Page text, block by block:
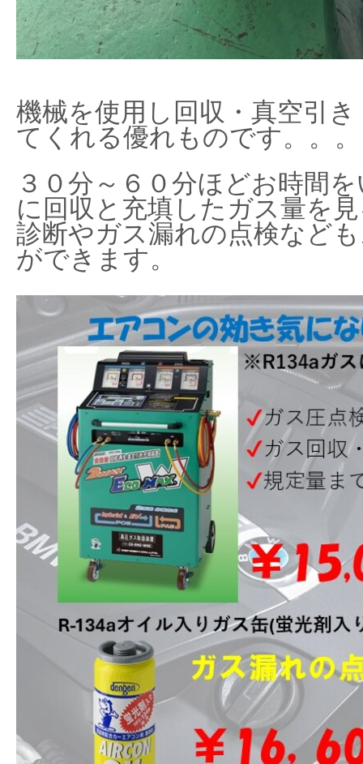
機械を使用し回収・真空引
てくれる優れものです。。。
３０分～６０分ほどお時間
に回収と充填したガス量を
診断やガス漏れの点検など
ができます。